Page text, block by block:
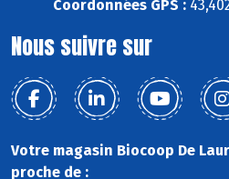
Coordonnées GPS :
Nous suivre sur
Votre magasin Biocoop De
proche de :